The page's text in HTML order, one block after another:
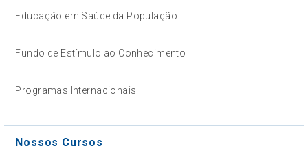
Educação em Saúde da População
Fundo de Estímulo ao Conhecimento
Programas Internacionais
Nossos Cursos